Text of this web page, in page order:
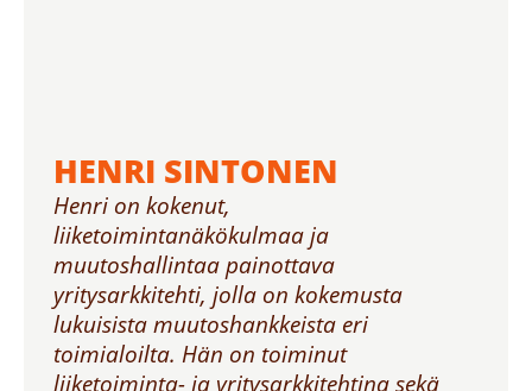
HENRI SINTONEN
Henri on kokenut,
liiketoimintanäkökulmaa ja
muutoshallintaa painottava
yritysarkkitehti, jolla on kokemusta
lukuisista muutoshankkeista eri
toimialoilta. Hän on toiminut
liiketoiminta- ja yritysarkkitehtina sekä